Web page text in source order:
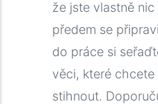
že jste vlastně
předem se
do práce si
věci, které
stihnout.